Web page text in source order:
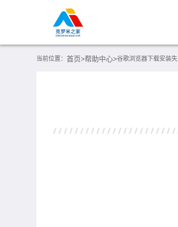
当前位置： 首页>帮助中心>谷歌浏览器下载安装